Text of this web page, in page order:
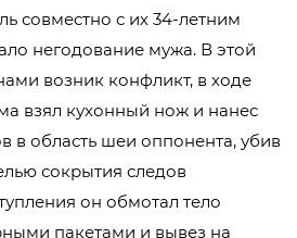
совместно с их 34-летним
негодование мужа. В этой
возник конфликт, в ходе
взял кухонный нож и нанес
в область шеи оппонента, убив
сокрытия следов
он обмотал тело
пакетами и вывез на